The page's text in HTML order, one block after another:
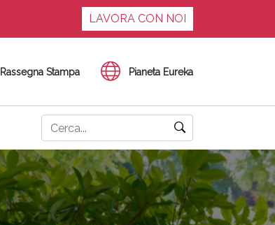
LAVORA CON NOI
Rassegna Stampa Pianeta Eureka